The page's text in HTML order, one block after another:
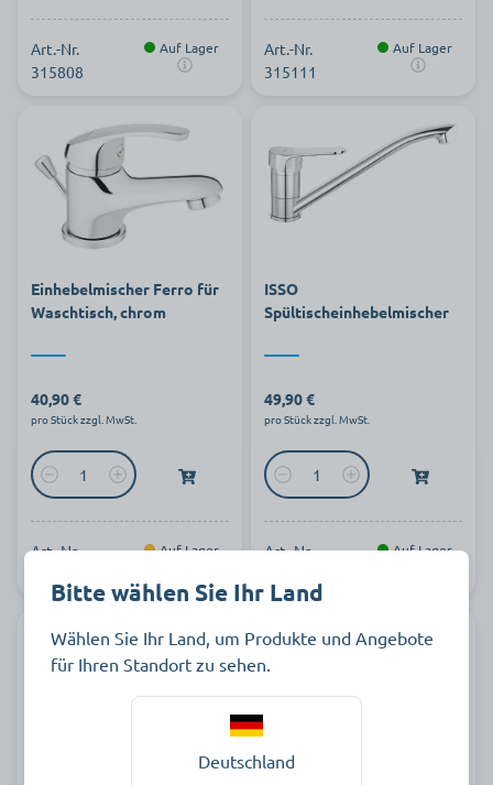
Art.-Nr.
315808
Auf Lager
Art.-Nr.
315111
Auf Lager
Einhebelmischer Ferro für
Waschtisch, chrom
40,90 €
pro Stück zzgl. MwSt.
Art.-Nr.
Auf Lager
ISSO
Spültischeinhebelmischer
49,90 €
pro Stück zzgl. MwSt.
Art.-Nr.
Auf Lager
Bitte wählen Sie Ihr Land
Wählen Sie Ihr Land, um Produkte und Angebote
für Ihren Standort zu sehen.
Deutschland